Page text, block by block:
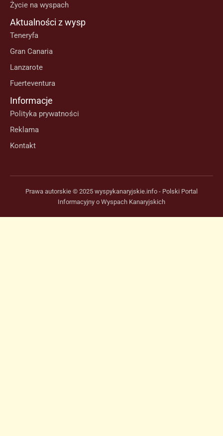
Życie na wyspach
Aktualności z wysp
Teneryfa
Gran Canaria
Lanzarote
Fuerteventura
Informacje
Polityka prywatności
Reklama
Kontakt
Prawa autorskie © 2025 wyspykanaryjskie.info - Polski Portal
Informacyjny o Wyspach Kanaryjskich